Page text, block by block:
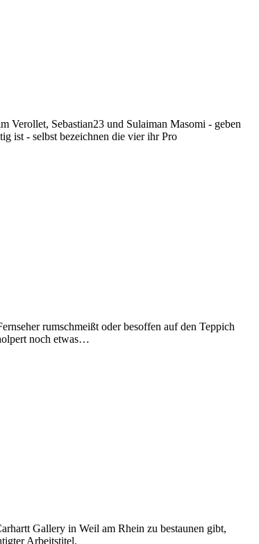
Verollet, Sebastian23 und Sulaiman Masomi - geben
ist - selbst bezeichnen die vier ihr Pro
rumschmeißt oder besoffen auf den Teppich
noch etwas…
Gallery in Weil am Rhein zu bestaunen gibt,
Arbeitstitel.